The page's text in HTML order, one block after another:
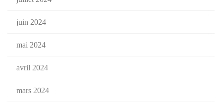
juin 2024
mai 2024
avril 2024
mars 2024